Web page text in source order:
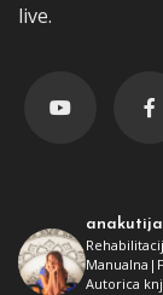
live.
anakutija
Autorica